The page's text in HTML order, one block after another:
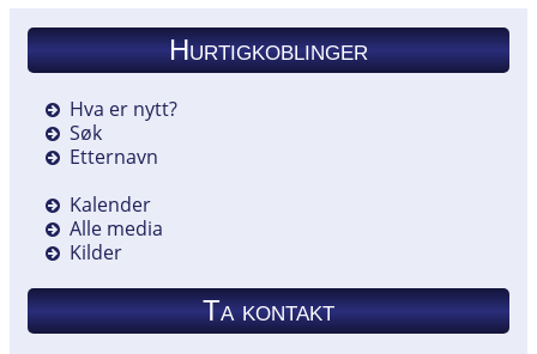
Hurtigkoblinger
Hva er nytt?
Søk
Etternavn
Kalender
Alle media
Kilder
Ta kontakt